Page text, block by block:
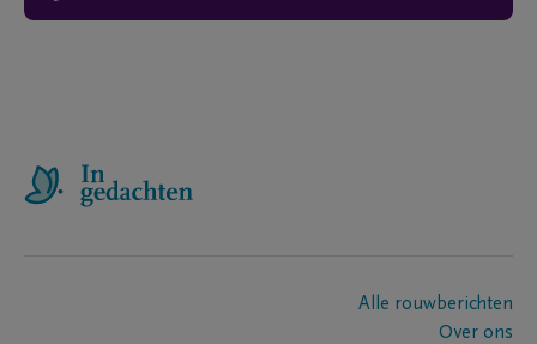
Alle rouwberichten
Over ons